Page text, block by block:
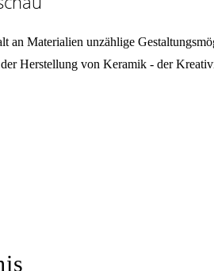
an Materialien unzählige
Herstellung von Keramik - der